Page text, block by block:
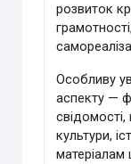
розвиток
Особливу
аспекту —
культури,